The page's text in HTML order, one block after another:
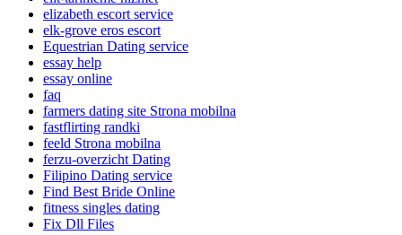
elizabeth escort service
elk-grove eros escort
Equestrian Dating service
essay help
essay online
faq
farmers dating site Strona mobilna
fastflirting randki
feeld Strona mobilna
ferzu-overzicht Dating
Filipino Dating service
Find Best Bride Online
fitness singles dating
Fix Dll Files